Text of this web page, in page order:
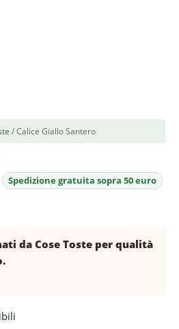
/ Calice Giallo Santero
da Cose Toste per qualità